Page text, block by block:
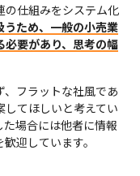
の仕組みをシステム化
ため、一般の小売業
必要があり、思考の幅
フラットな社風であ
てほしいと考えてい
場合には他者に情報
迎しています。